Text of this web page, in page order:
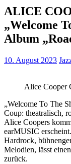
ALICE
„Welcome
Album
10. August 2023
Alice Cooper
„Welcome To The
Coup: theatralisch,
Alice Coopers
earMUSIC
Hardrock,
Melodien, lässt
zurück.